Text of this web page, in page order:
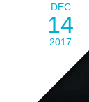
DEC
14
2017